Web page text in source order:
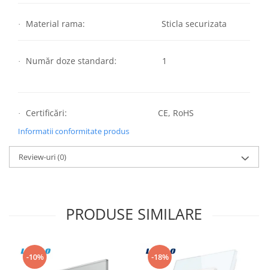
· Material rama: Sticla securizata
· Număr doze standard: 1
· Certificări: CE, RoHS
Informatii conformitate produs
Review-uri(0)
PRODUSE SIMILARE
-10% -18%